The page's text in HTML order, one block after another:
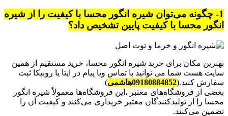
1- چگونه می‌توان شیره انگور محسا با کیفیت را از شیره
انگور محسا با کیفیت پایین تشخیص داد؟
بهترین مکان برای خرید شیره انگور محسا، خرید مستقیم از همین
سایت هست شما می توانید با تماس ویا پیام در ایتا یا روبیکا ثبت
سفارش کنید.(09180884852هاشمی
)
بعضی از فروشگاه‌های معتبر ،این فروشگاه‌ها معمولاً شیره انگور
محسا را از تولیدکنندگان معتبر خریداری می‌کنند و کیفیت آن را
تضمین می‌کنند.